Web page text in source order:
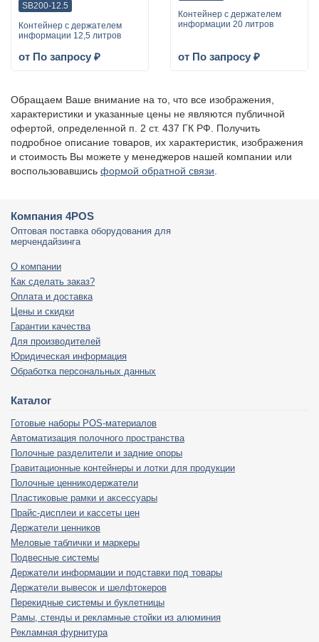
SB200-12.5
Контейнер с держателем
информации 12,5 литров
от По запросу ₽
Контейнер с держателем
информации 20 литров
от По запросу ₽
Обращаем Ваше внимание на то, что все изображения,
характеристики и указанные цены не являются публичной
офертой, определенной п. 2 ст. 437 ГК РФ. Получить
подробное описание товаров, их характеристик, изображения
и стоимость Вы можете у менеджеров нашей компании или
воспользовавшись формой обратной связи
Компания 4POS
Оптовая поставка оборудования для
мерчендайзинга
О компании
Как сделать заказ?
Оплата и доставка
Цены и скидки
Гарантии качества
Для производителей
Юридическая информация
Обработка персональных данных
Каталог
Готовые наборы POS-материалов
Автоматизация полочного пространства
Полочные разделители и задние опоры
Гравитационные контейнеры и лотки для продукции
Полочные ценникодержатели
Пластиковые рамки и аксессуары
Прайс-дисплеи и кассеты цен
Держатели ценников
Меловые таблички и маркеры
Подвесные системы
Держатели информации и подставки под товары
Держатели вывесок и шелфтокеров
Перекидные системы и буклетницы
Рамы, стенды и рекламные стойки из алюминия
Рекламная фурнитура